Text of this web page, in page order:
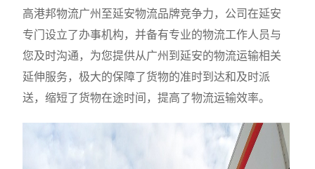
高港邦物流广州至延安物流品牌竞争力，公司在延安
专门设立了办事机构，并备有专业的物流工作人员与
您及时沟通，为您提供从广州到延安的物流运输相关
延伸服务，极大的保障了货物的准时到达和及时派
送，缩短了货物在途时间，提高了物流运输效率。